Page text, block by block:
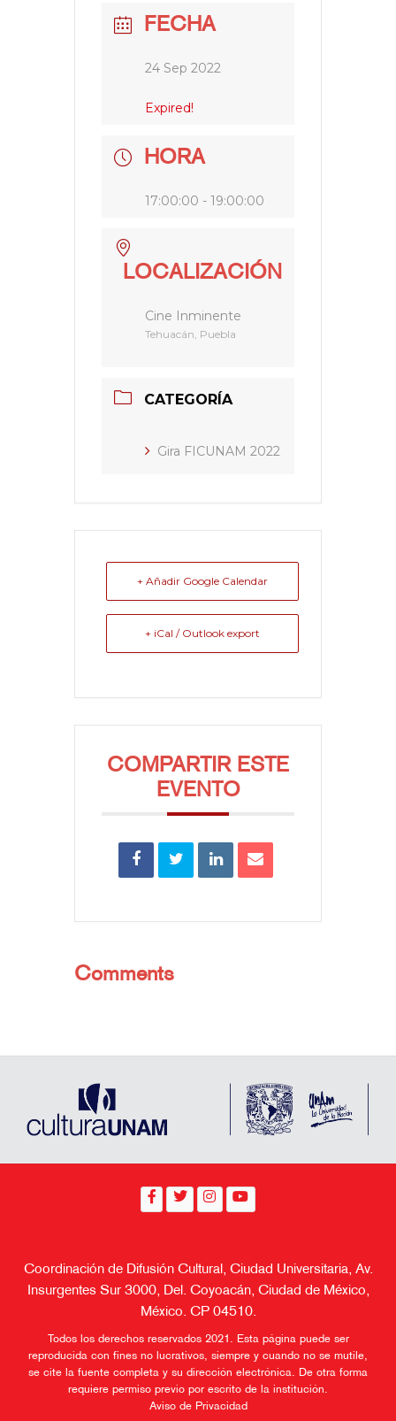
FECHA
24 Sep 2022
Expired!
HORA
17:00:00 - 19:00:00
LOCALIZACIÓN
Cine Inminente
Tehuacán, Puebla
CATEGORÍA
Gira FICUNAM 2022
+ Añadir Google Calendar
+ iCal / Outlook export
COMPARTIR ESTE
EVENTO
Comments
Coordinación de Difusión Cultural, Ciudad Universitaria, Av.
Insurgentes Sur 3000, Del. Coyoacán, Ciudad de México,
México. CP 04510.
Todos los derechos reservados 2021. Esta página puede ser
reproducida con fines no lucrativos, siempre y cuando no se mutile,
se cite la fuente completa y su dirección electrónica. De otra forma
requiere permiso previo por escrito de la institución.
Aviso de Privacidad